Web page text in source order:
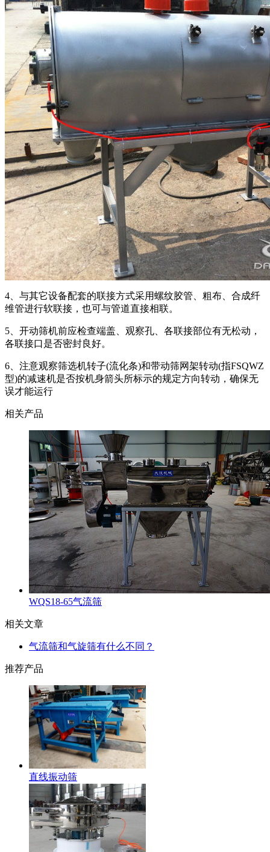
4、与其它设备配套的联接方式采用螺纹胶管、粗布、合成纤
维管进行软联接，也可与管道直接相联。
5、开动筛机前应检查端盖、观察孔、各联接部位有无松动，
各联接口是否密封良好。
6、注意观察筛选机转子(流化条)和带动筛网架转动(指FSQWZ
型)的减速机是否按机身箭头所标示的规定方向转动，确保无
误才能运行
相关产品
WQS18-65气流筛
相关文章
气流筛和气旋筛有什么不同？
推荐产品
直线振动筛